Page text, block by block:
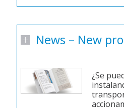
News – New
¿Se